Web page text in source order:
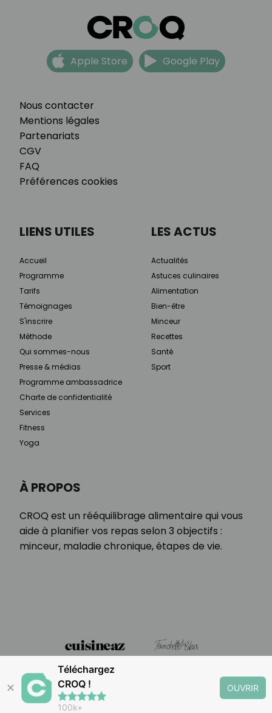
Nous contacter
Mentions légales
Partenariats
CGV
FAQ
Préférences cookies
Apple Store Google Play
À PROPOS
CROQ est un rééquilibrage alimentaire qui vous
aide à planifier vos repas selon 3 objectifs :
minceur, maladie chronique, étapes de vie.
LIENS UTILES
Accueil
Programme
Tarifs
Témoignages
S'inscrire
Méthode
Qui sommes-nous
Presse & médias
Programme ambassadrice
Charte de confidentialité
Services
Fitness
Yoga
LES ACTUS
Actualités
Astuces culinaires
Alimentation
Bien-être
Minceur
Recettes
Santé
Sport
✕
Téléchargez
CROQ !
100k+
OUVRIR